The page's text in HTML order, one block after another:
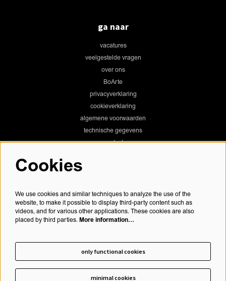
ga naar
vacatures
veelgestelde vragen
over ons
BoArte
privacyverklaring
cookieverklaring
algemene voorwaarden
technische gegevens
contact
Cookies
We use cookies and similar techniques to analyze the use of the
website, to make it possible to display third-party content such as
videos, and for various other applications. These cookies are also
placed by third parties. More information…
only functional cookies
minimal cookies